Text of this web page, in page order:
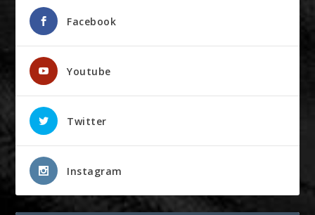
Facebook
Youtube
Twitter
Instagram